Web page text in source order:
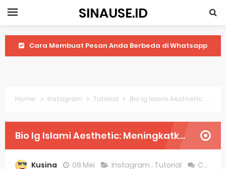
SINAUSE.ID
Cara Membuat Pesan Anda Berbeda di Whatsapp
Harga Laptop Acer Windows 10
Keytweak Windows 10
Home Instagram Tutorial Bio Ig Islami Aesthetic: Meningkatkan Kualitas Konten Instagram Anda
Bio Ig Islami Aesthetic: Meningkatkan Kualitas Konten Instagram Anda
Kusina 08 Mei Instagram , Tutorial Comment